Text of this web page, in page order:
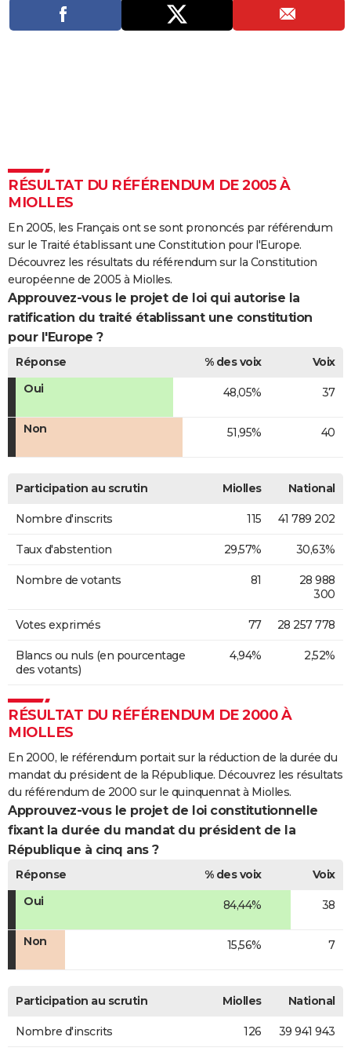
Destinations
Voyage nature
Voyage de noces
Dictionnaire
Biographies
Citations
Expressions
Proverbes
PROGRAMME TV
COPAINS D'AVANT
S'inscrire
Se connecter
Lycées
Collèges
Primaires
Universités
Entreprises
Service militaire
Avis de recherche
AVIS DE DÉCÈS
FORUM
Bricolage
Lifestyle
Culture
Sport
Auto
Television
Voyage
Cinema
RÉSULTAT DU RÉFÉRENDUM DE 2005 À
MIOLLES
En 2005, les Français ont se sont prononcés par référendum
sur le Traité établissant une Constitution pour l'Europe.
Découvrez les résultats du référendum sur la Constitution
européenne de 2005 à Miolles.
Approuvez-vous le projet de loi qui autorise la
ratification du traité établissant une constitution
pour l'Europe ?
Réponse % des voix
Voix
Oui
48,05% 37
Non 51,95% 40
Participation au scrutin Miolles National
Nombre d'inscrits 115 41 789 202
Taux d'abstention 29,57% 30,63%
Nombre de votants 81
28 988
300
Votes exprimés 77 28 257 778
Blancs ou nuls (en pourcentage
des votants)
4,94% 2,52%
RÉSULTAT DU RÉFÉRENDUM DE 2000 À
MIOLLES
En 2000, le référendum portait sur la réduction de la durée du
mandat du président de la République. Découvrez les résultats
du référendum de 2000 sur le quinquennat à Miolles.
Approuvez-vous le projet de loi constitutionnelle
fixant la durée du mandat du président de la
République à cinq ans ?
Réponse % des voix
Voix
Oui
84,44% 38
Non 15,56% 7
Participation au scrutin Miolles National
Nombre d'inscrits 126 39 941 943